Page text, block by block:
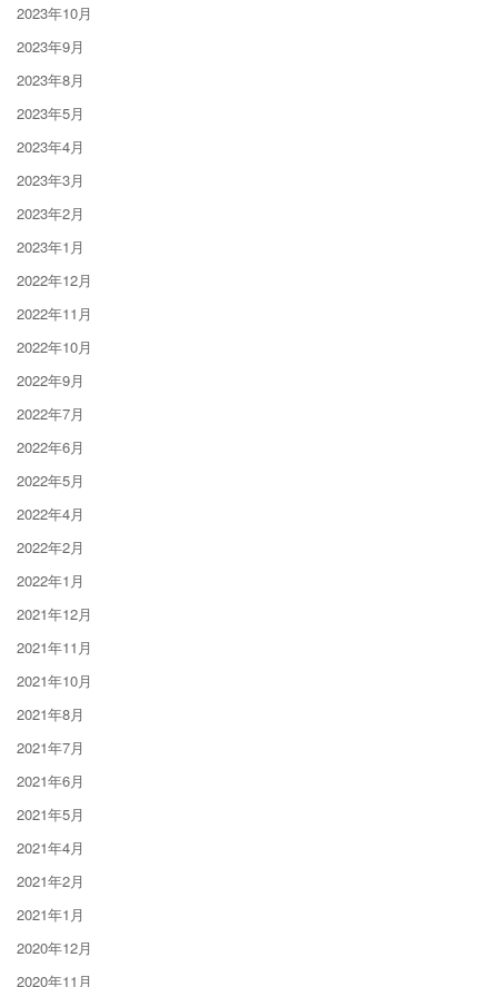
2023年10月
2023年9月
2023年8月
2023年5月
2023年4月
2023年3月
2023年2月
2023年1月
2022年12月
2022年11月
2022年10月
2022年9月
2022年7月
2022年6月
2022年5月
2022年4月
2022年2月
2022年1月
2021年12月
2021年11月
2021年10月
2021年8月
2021年7月
2021年6月
2021年5月
2021年4月
2021年2月
2021年1月
2020年12月
2020年11月